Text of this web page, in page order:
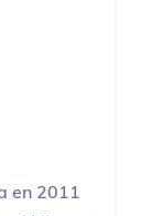
en 2011